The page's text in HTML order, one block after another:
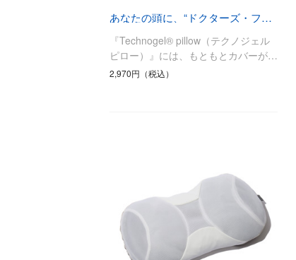
あなたの頭に、“ドクターズ・フィット”
『Technogel® pillow（テクノジェル
ピロー）』には、もともとカバーが…
2,970円（税込）